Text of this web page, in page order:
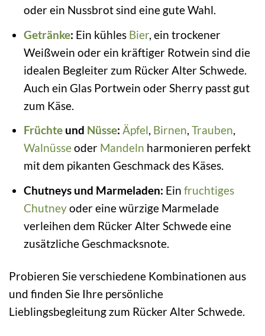
oder ein Nussbrot sind eine gute Wahl.
Getränke: Ein kühles Bier, ein trockener
Weißwein oder ein kräftiger Rotwein sind die
idealen Begleiter zum Rücker Alter Schwede.
Auch ein Glas Portwein oder Sherry passt gut
zum Käse.
Früchteund Nüsse: Äpfel, Birnen, Trauben,
Walnüsseoder Mandeln harmonieren perfekt
mit dem pikanten Geschmack des Käses.
Chutneys und Marmeladen: Ein fruchtiges
Chutneyoder eine würzige Marmelade
verleihen dem Rücker Alter Schwede eine
zusätzliche Geschmacksnote.
Probieren Sie verschiedene Kombinationen aus
und finden Sie Ihre persönliche
Lieblingsbegleitung zum Rücker Alter Schwede.